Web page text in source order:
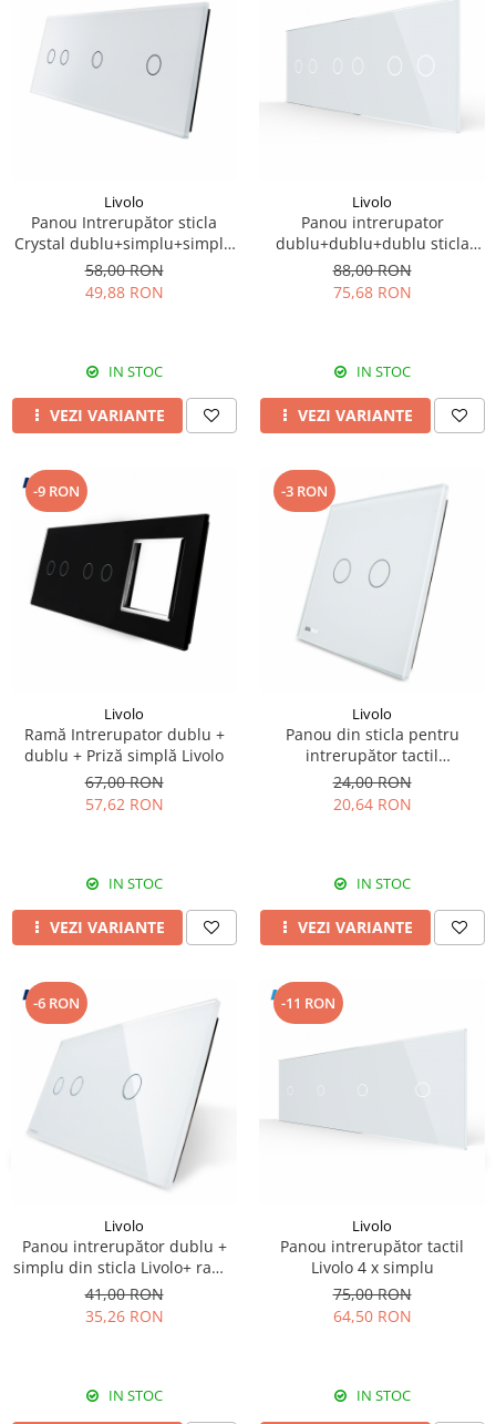
Livolo
Panou Intrerupător sticla
Crystal dublu+simplu+simplu
Livolo
58,00 RON
49,88 RON
IN STOC
VEZI VARIANTE
Livolo
Panou intrerupator
dublu+dublu+dublu sticla
crystal
88,00 RON
75,68 RON
IN STOC
VEZI VARIANTE
-9 RON
Livolo
Ramă Intrerupator dublu +
dublu + Priză simplă Livolo
67,00 RON
57,62 RON
IN STOC
VEZI VARIANTE
-3 RON
Livolo
Panou din sticla pentru
intrerupător tactil
dublu,Livolo BB-C7-C2
24,00 RON
20,64 RON
IN STOC
VEZI VARIANTE
-6 RON
Livolo
Panou intrerupător dublu +
simplu din sticla Livolo+ rama
metalica
41,00 RON
35,26 RON
IN STOC
-11 RON
Livolo
Panou intrerupător tactil
Livolo 4 x simplu
75,00 RON
64,50 RON
IN STOC